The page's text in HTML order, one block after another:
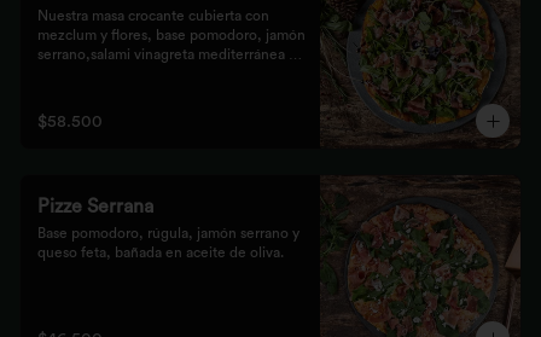
Nuestra masa crocante cubierta con
mezclum y flores, base pomodoro, jamón
serrano,salami vinagreta mediterránea y
$58.500
Pizze Serrana
Base pomodoro, rúgula, jamón serrano y
queso feta, bañada en aceite de oliva.